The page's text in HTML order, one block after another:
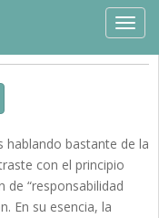
bastante de la
con el principio
“responsabilidad
En su esencia, la